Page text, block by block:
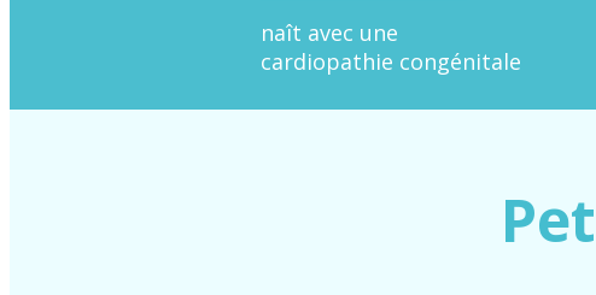
naît avec une
cardiopathie congénitale